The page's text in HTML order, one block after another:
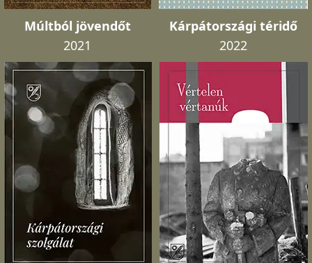
Múltból jövendőt
2021
Kárpátországi téridő
2022